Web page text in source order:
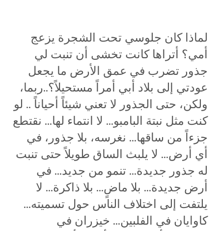
لماذا كان جلوسي تحت الشجرة يزعج
أمي؟ أتراها كانت تخشى أن تنبت لي
جذور تضرب في عمق الأرض ما يجعل
عودتي إلى بلاد أبي أمراً مستحيلاً؟..ربما،
ولكن، حتى الجذور لا تعني شيئاً أحياناً .. لو
كنت مثل نبتة البامبو… لا انتماء لها… نقتطع
جزءاً من ساقها… نغرسه، بلا جذور، في
أي أرض… لا يلبث الساق طويلاً حتى تنبت
له جذور جديدة… تنمو من جديد… في
أرض جديدة… بلا ماضٍ… بلا ذاكرة… لا
يلتفت إلى اختلاف الناس حول تسميته…
كاوايان في الفلبين… خيزران في